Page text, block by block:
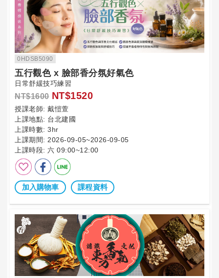
0HDSB5090
五行觀色 x 臉部香分氛好氣色
日常舒緩技巧練習
NT$1600 NT$1520
授課老師: 戴愷萱
上課地點: 台北建國
上課時數: 3hr
上課期間: 2026-09-05~2026-09-05
上課時段: 六 09:00~12:00
加入購物車 課程資料